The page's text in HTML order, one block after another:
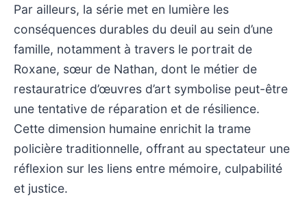
Par ailleurs, la série met en lumière les
conséquences durables du deuil au sein d’une
famille, notamment à travers le portrait de
Roxane, sœur de Nathan, dont le métier de
restauratrice d’œuvres d’art symbolise peut-être
une tentative de réparation et de résilience.
Cette dimension humaine enrichit la trame
policière traditionnelle, offrant au spectateur une
réflexion sur les liens entre mémoire, culpabilité
et justice.